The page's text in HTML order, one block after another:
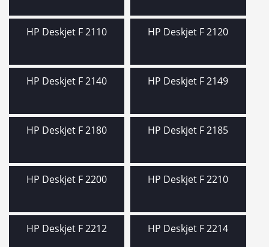
HP Deskjet F 2110 HP Deskjet F 2120
HP Deskjet F 2140 HP Deskjet F 2149
HP Deskjet F 2180 HP Deskjet F 2185
HP Deskjet F 2200 HP Deskjet F 2210
HP Deskjet F 2212 HP Deskjet F 2214